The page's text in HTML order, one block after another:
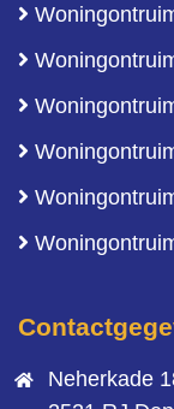
Neherkade